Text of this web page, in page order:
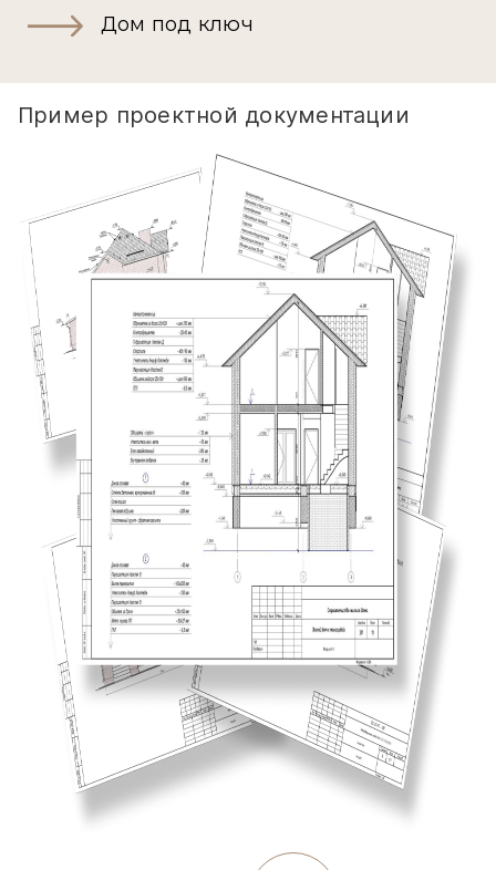
Дом под ключ
Пример проектной документации